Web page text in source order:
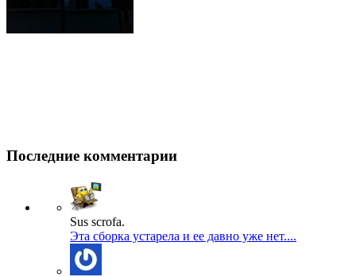
Последние комментарии
Sus scrofa.
Эта сборка устарела и ее давно уже нет....